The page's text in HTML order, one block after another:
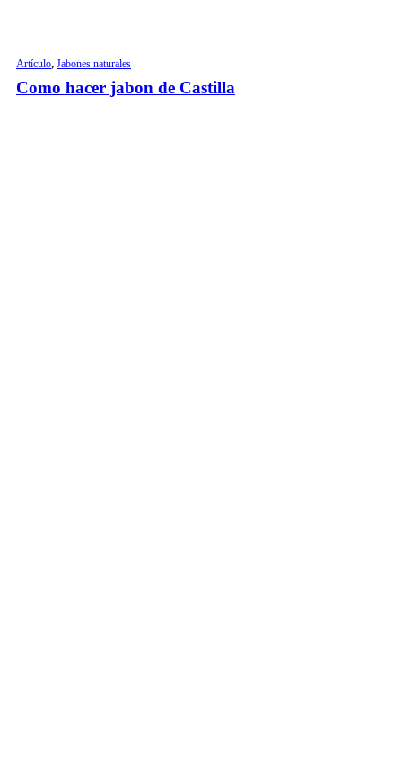
Artículo, Jabones naturales
Como hacer jabon de Castilla